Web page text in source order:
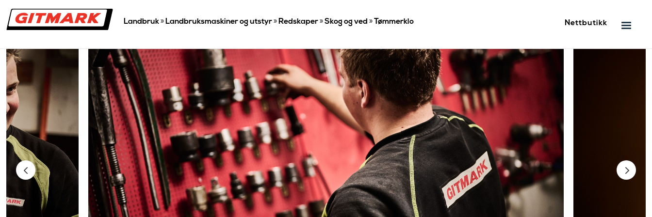
Nettbutikk
Landbruk» Landbruksmaskiner og utstyr» Redskaper»Skog og ved »Tømmerklo